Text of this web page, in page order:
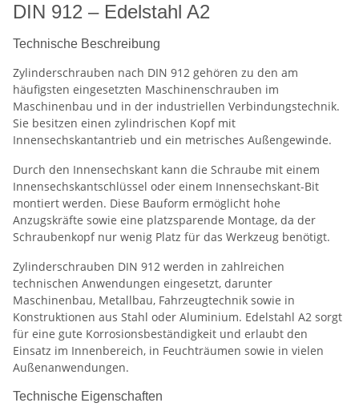
DIN 912 – Edelstahl A2
Technische Beschreibung
Zylinderschrauben nach DIN 912 gehören zu den am
häufigsten eingesetzten Maschinenschrauben im
Maschinenbau und in der industriellen Verbindungstechnik.
Sie besitzen einen zylindrischen Kopf mit
Innensechskantantrieb und ein metrisches Außengewinde.
Durch den Innensechskant kann die Schraube mit einem
Innensechskantschlüssel oder einem Innensechskant-Bit
montiert werden. Diese Bauform ermöglicht hohe
Anzugskräfte sowie eine platzsparende Montage, da der
Schraubenkopf nur wenig Platz für das Werkzeug benötigt.
Zylinderschrauben DIN 912 werden in zahlreichen
technischen Anwendungen eingesetzt, darunter
Maschinenbau, Metallbau, Fahrzeugtechnik sowie in
Konstruktionen aus Stahl oder Aluminium. Edelstahl A2 sorgt
für eine gute Korrosionsbeständigkeit und erlaubt den
Einsatz im Innenbereich, in Feuchträumen sowie in vielen
Außenanwendungen.
Technische Eigenschaften